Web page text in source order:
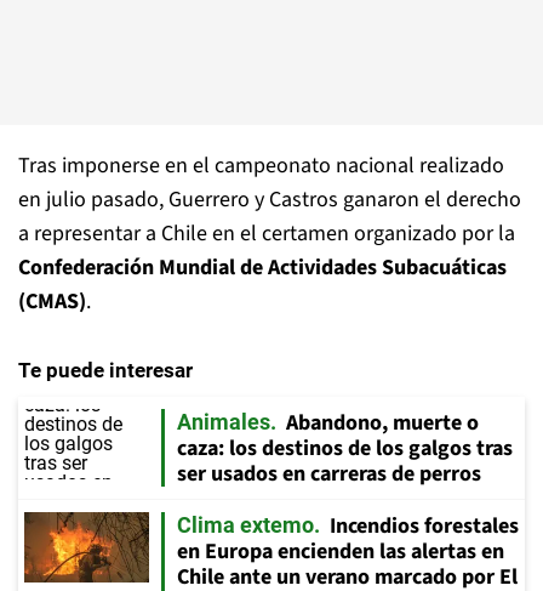
Tras imponerse en el campeonato nacional realizado
en julio pasado, Guerrero y Castros ganaron el derecho
a representar a Chile en el certamen organizado por la
Confederación Mundial de Actividades Subacuáticas
(CMAS).
Te puede interesar
Animales
Abandono, muerte o
caza: los destinos de los galgos tras
ser usados en carreras de perros
Clima extemo
Incendios forestales
en Europa encienden las alertas en
Chile ante un verano marcado por El